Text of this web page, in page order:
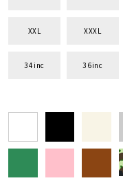
XXL XXXL
34inc 36inc